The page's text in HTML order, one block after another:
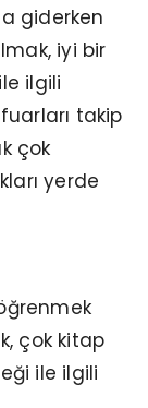
giderken
iyi bir
ilgili
takip
çok
yerde
çok kitap
ile ilgili